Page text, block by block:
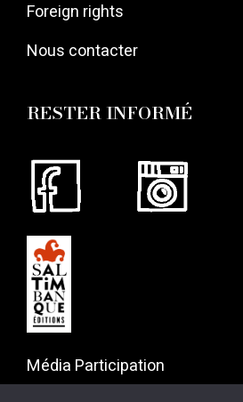
Foreign rights
Nous contacter
RESTER INFORMÉ
Média Participation